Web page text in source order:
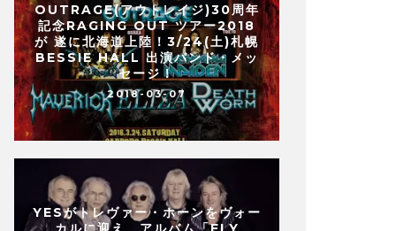
OUTRAGE(アウトレイジ)30周年
記念RAGING OUT ツアー2018
が 遂に北海道上陸！3/24(土)札幌
BESSIE HALL 出演バンド・メッ
セージ！
2018-03-07
YESがトレヴァー・ホーンをヴォー